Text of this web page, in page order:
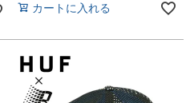
カートに入れる